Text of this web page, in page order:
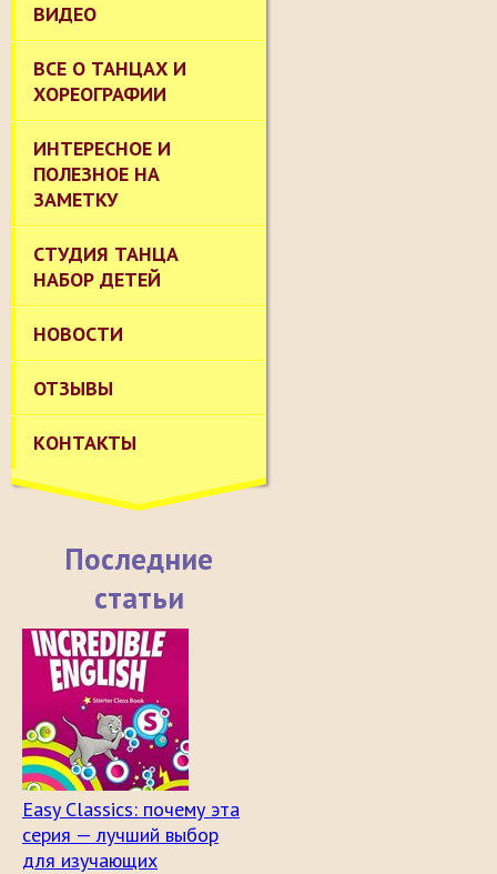
ВИДЕО
ВСЕ О ТАНЦАХ И
ХОРЕОГРАФИИ
ИНТЕРЕСНОЕ И
ПОЛЕЗНОЕ НА
ЗАМЕТКУ
СТУДИЯ ТАНЦА
НАБОР ДЕТЕЙ
НОВОСТИ
ОТЗЫВЫ
КОНТАКТЫ
Последние
статьи
Easy Classics: почему эта
серия — лучший выбор
для изучающих